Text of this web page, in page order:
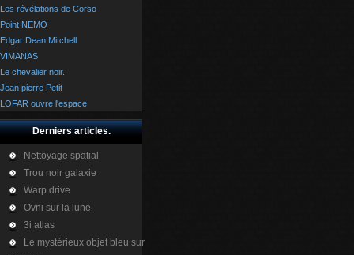
Les révélations de Corso
Point NEMO
Edgar Dean Mitchell
VIMANAS
Le chevalier noir.
Jean pierre Petit
LOFAR ouvre l'espace.
Derniers articles.
Nettoyage spatial
Trou noir galaxie
Warp drive
Ovni sur la lune
3i atlas
Le mystérieux objet bleu sur